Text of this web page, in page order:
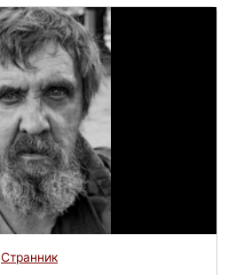
Странник